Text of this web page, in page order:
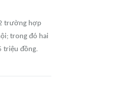
trường hợp
trong đó hai
triệu đồng.